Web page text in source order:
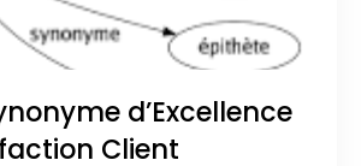
d’Excellence
Client